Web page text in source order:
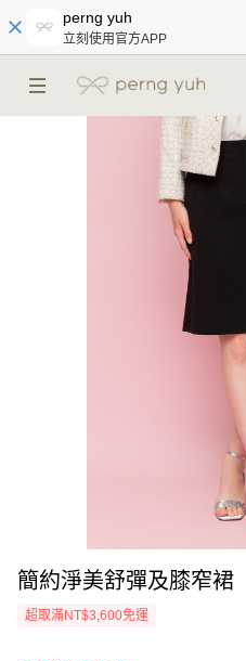
perng yuh
立刻使用官方APP
簡約淨美舒彈及膝窄裙
超取滿NT$3,600免運